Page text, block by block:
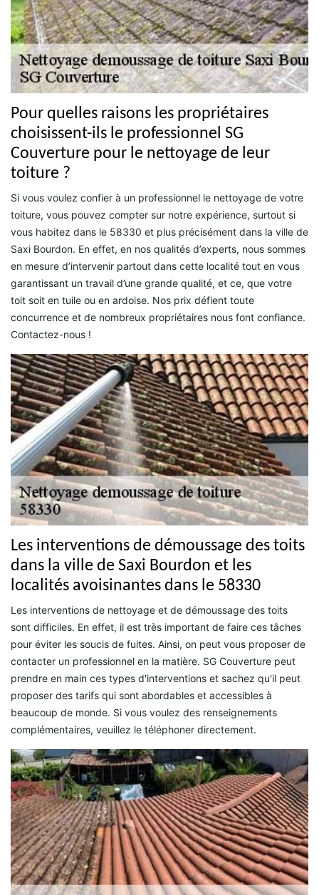
Pour quelles raisons les propriétaires
choisissent-ils le professionnel SG
Couverture pour le nettoyage de leur
toiture ?
Si vous voulez confier à un professionnel le nettoyage de votre
toiture, vous pouvez compter sur notre expérience, surtout si
vous habitez dans le 58330 et plus précisément dans la ville de
Saxi Bourdon. En effet, en nos qualités d’experts, nous sommes
en mesure d’intervenir partout dans cette localité tout en vous
garantissant un travail d’une grande qualité, et ce, que votre
toit soit en tuile ou en ardoise. Nos prix défient toute
concurrence et de nombreux propriétaires nous font confiance.
Contactez-nous !
Les interventions de démoussage des toits
dans la ville de Saxi Bourdon et les
localités avoisinantes dans le 58330
Les interventions de nettoyage et de démoussage des toits
sont difficiles. En effet, il est très important de faire ces tâches
pour éviter les soucis de fuites. Ainsi, on peut vous proposer de
contacter un professionnel en la matière. SG Couverture peut
prendre en main ces types d'interventions et sachez qu'il peut
proposer des tarifs qui sont abordables et accessibles à
beaucoup de monde. Si vous voulez des renseignements
complémentaires, veuillez le téléphoner directement.